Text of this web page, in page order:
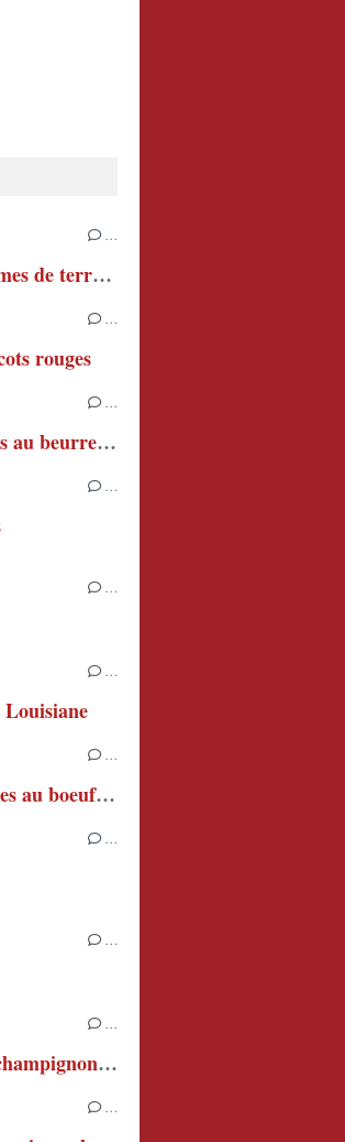
…
Salade de poulpe et pommes de terre à l'aïoli
…
rouges
…
Couteaux de mer gratinés au beurre persillé
…
…
…
Louisiane
…
Soupe de nouilles chinoises au boeuf et pak choi
…
…
…
Spaghettis aux bolets et champignons de Paris
…